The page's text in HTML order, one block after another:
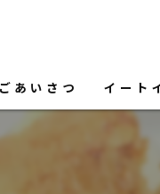
ごあいさつ イート
フード
ドリンク